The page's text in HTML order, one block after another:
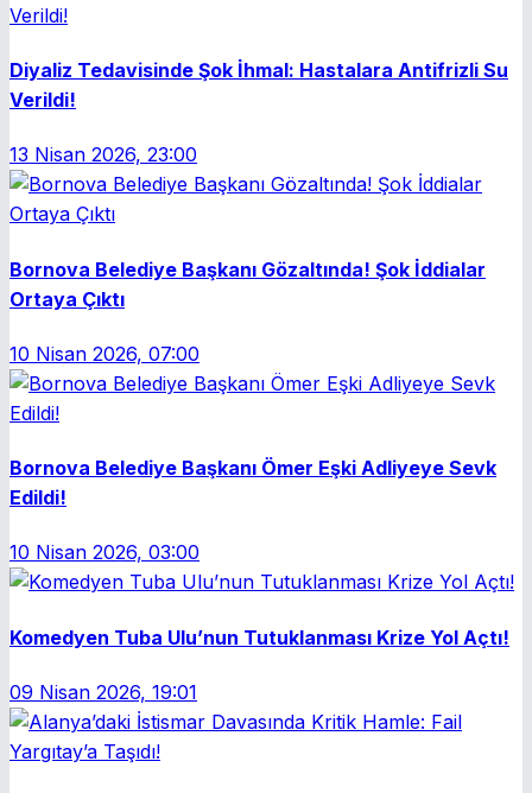
Diyaliz Tedavisinde Şok İhmal: Hastalara Antifrizli Su
Verildi!
13 Nisan 2026, 23:00
Bornova Belediye Başkanı Gözaltında! Şok İddialar
Ortaya Çıktı
10 Nisan 2026, 07:00
Bornova Belediye Başkanı Ömer Eşki Adliyeye Sevk
Edildi!
10 Nisan 2026, 03:00
Komedyen Tuba Ulu’nun Tutuklanması Krize Yol Açtı!
09 Nisan 2026, 19:01